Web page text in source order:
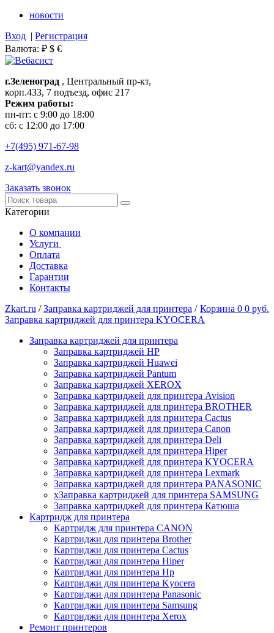
новости
Вход | Регистрация
Валюта: ₽ $ €
г.Зеленоград , Центральный пр-кт,
корп.433, 7 подъезд, офис 217
Режим работы:
пн-пт: с 9:00 до 18:00
сб: с 12:00 до 17:00
+7(495) 971-67-98
z-kart@yandex.ru
Заказать звонок
Категории
О компании
Услуги
Оплата
Доставка
Гарантии
Контакты
Корзина 0 0 руб.
Zkart.ru /Заправка картриджей для принтера /
Заправка картриджей для принтера KYOCERA
Заправка картриджей для принтера
Заправка картриджей HP
Заправка картриджей Huawei
Заправка картриджей Pantum
Заправка картриджей XEROX
Заправка картриджей для принтера Avision
Заправка картриджей для принтера BROTHER
Заправка картриджей для принтера Cactus
Заправка картриджей для принтера Canon
Заправка картриджей для принтера Deli
Заправка картриджей для принтера Hiper
Заправка картриджей для принтера KYOCERA
Заправка картриджей для принтера Lexmark
Заправка картриджей для принтера PANASONIC
xЗаправка картриджей для принтера SAMSUNG
Заправка картриджей для принтера Катюша
Картридж для принтера
Картридж для принтера CANON
Картриджи для принтера Brother
Картриджи для принтера Cactus
Картриджи для принтера Hiper
Картриджи для принтера Hp
Картриджи для принтера Kyocera
Картриджи для принтера Panasonic
Картриджи для принтера Samsung
Картриджи для принтера Xerox
Ремонт принтеров